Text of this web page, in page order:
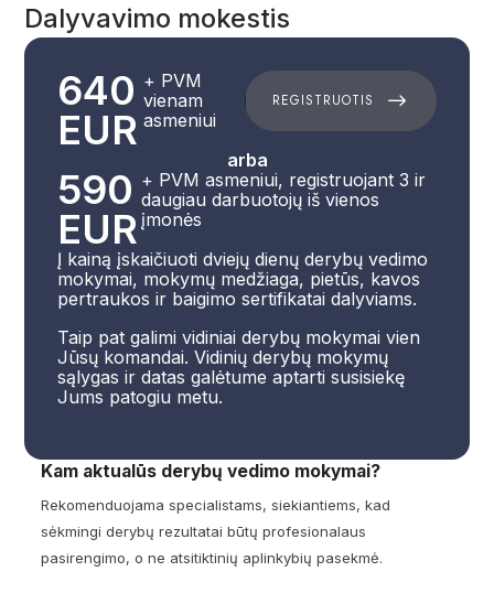
Dalyvavimo mokestis
640
EUR
+ PVM
vienam
asmeniui
REGISTRUOTIS
REGISTRUOTIS
arba
590
EUR
+ PVM asmeniui, registruojant 3 ir
daugiau darbuotojų iš vienos
įmonės
Į kainą įskaičiuoti dviejų dienų derybų vedimo
mokymai, mokymų medžiaga, pietūs, kavos
pertraukos ir baigimo sertifikatai dalyviams.
Taip pat galimi vidiniai derybų mokymai vien
Jūsų komandai. Vidinių derybų mokymų
sąlygas ir datas galėtume aptarti susisiekę
Jums patogiu metu.
Kam aktualūs derybų vedimo mokymai?
Rekomenduojama specialistams, siekiantiems, kad
sėkmingi derybų rezultatai būtų profesionalaus
pasirengimo, o ne atsitiktinių aplinkybių pasekmė.